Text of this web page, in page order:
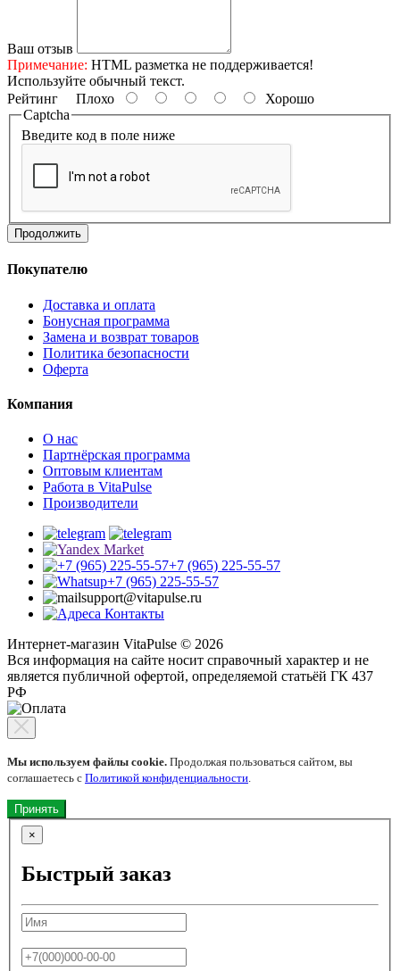
Ваш отзыв
Примечание: HTML разметка не поддерживается!
Используйте обычный текст.
Рейтинг Плохо
Хорошо
Captcha
Введите код в поле ниже
Продолжить
Покупателю
Доставка и оплата
Бонусная программа
Замена и возврат товаров
Политика безопасности
Оферта
Компания
О нас
Партнёрская программа
Оптовым клиентам
Работа в VitaPulse
Производители
+7 (965) 225-55-57
+7 (965) 225-55-57
support@vitapulse.ru
Контакты
Интернет-магазин VitaPulse © 2026
Вся информация на сайте носит справочный характер и не
является публичной офертой, определяемой статьёй ГК 437
РФ
Мы используем файлы cookie. Продолжая пользоваться сайтом, вы
соглашаетесь с Политикой конфиденциальности.
Принять
×
Быстрый заказ